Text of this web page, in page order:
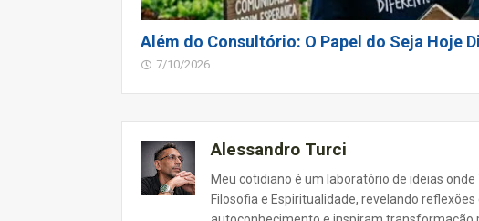
Além do Consultório: O Papel do Seja Hoje
7/10/2026
Alessandro Turci
Meu cotidiano é um laboratório de ideias
Filosofia e Espiritualidade, revelando